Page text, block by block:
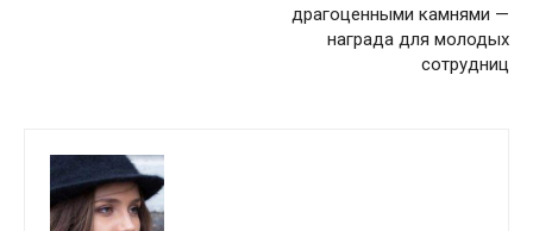
драгоценными камнями —
награда для молодых
сотрудниц